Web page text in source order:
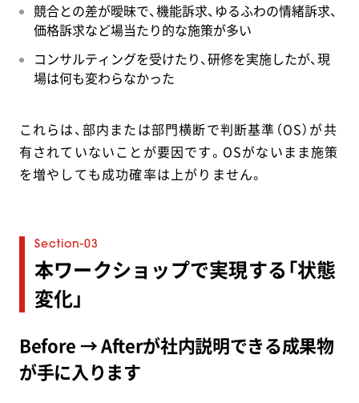
競合との差が曖昧で、機能訴求、ゆるふわの情緒訴求、
価格訴求など場当たり的な施策が多い
コンサルティングを受けたり、研修を実施したが、現
場は何も変わらなかった
これらは、部内または部門横断で判断基準（OS）が共
有されていないことが要因です。OSがないまま施策
を増やしても成功確率は上がりません。
本ワークショップで実現する「状態
変化」
Before → Afterが社内説明できる成果物
が手に入ります